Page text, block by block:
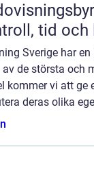
i
tid
Sverige har
de största och
kommer vi att ge
deras olika